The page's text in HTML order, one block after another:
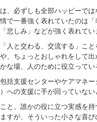
、必ずしも全部ハッピーで
で一番強く表れていたのは
悲しみ」などが強く表れてい
人と交わる、交流する」こ
、ちょっとおしゃれをして
な場、人のために役立って
括支援センターやケアマネ
）への支援に手が回っていない
と、誰かの役に立つ実感を
すが、そういった小さな喜